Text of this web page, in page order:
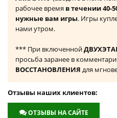
рабочее время в течении 40-
нужные вам игры. Игры
нами утром.
*** При включенной
просьба заранее в
ВОССТАНОВЛЕНИЯ для
Отзывы наших клиентов:
ОТЗЫВЫ НА САЙТЕ